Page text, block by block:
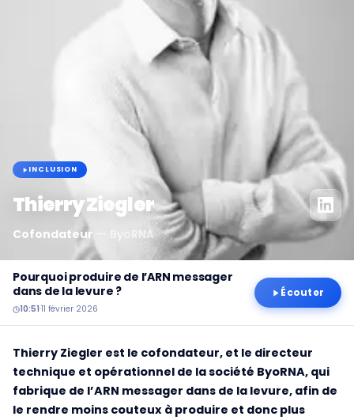
INCLUSION
Thierry Ziegler
Cofondateur ByoRNA
Pourquoi produire de l’ARN messager
dans de la levure ?
10:51·11 février 2026
Écouter
Thierry Ziegler est le cofondateur, et le directeur
technique et opérationnel de la société ByoRNA, qui
fabrique de l’ARN messager dans de la levure, afin de
le rendre moins couteux à produire et donc plus